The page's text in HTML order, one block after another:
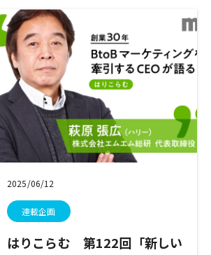
2025/06/12
連載企画
はりこらむ 第122回「新しい